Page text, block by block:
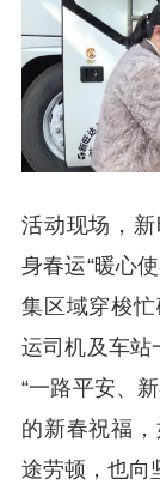
活动现场，
身春运“暖心
集区域穿梭
运司机及车站
“一路平安、
的新春祝福
途劳顿，也向